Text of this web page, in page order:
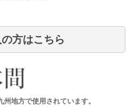
方はこちら
地方で使用されています。